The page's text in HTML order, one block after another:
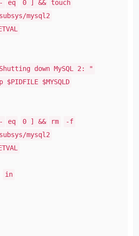
eq 0 ] &&
touch
mysql2
down MySQL 2: "
$MYSQLD
eq 0 ] && rm
-f
mysql2
in